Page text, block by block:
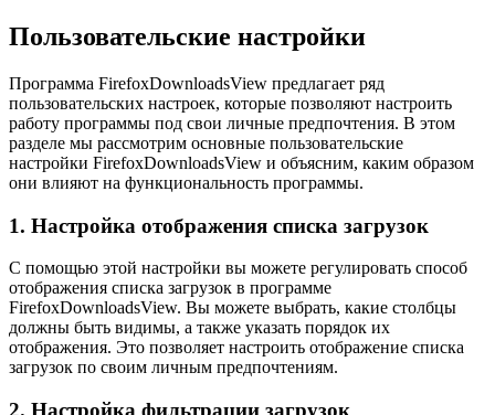
Пользовательские настройки
Программа FirefoxDownloadsView предлагает ряд
пользовательских настроек, которые позволяют настроить
работу программы под свои личные предпочтения. В этом
разделе мы рассмотрим основные пользовательские
настройки FirefoxDownloadsView и объясним, каким образом
они влияют на функциональность программы.
1. Настройка отображения списка загрузок
С помощью этой настройки вы можете регулировать способ
отображения списка загрузок в программе
FirefoxDownloadsView. Вы можете выбрать, какие столбцы
должны быть видимы, а также указать порядок их
отображения. Это позволяет настроить отображение списка
загрузок по своим личным предпочтениям.
2. Настройка фильтрации загрузок